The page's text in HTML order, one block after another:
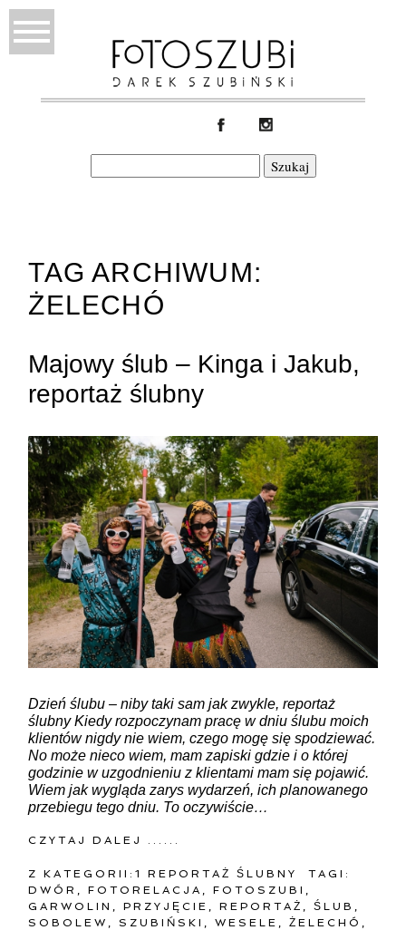
Szukaj:
TAG ARCHIWUM:
ŻELECHÓ
Majowy ślub – Kinga i Jakub,
reportaż ślubny
Dzień ślubu – niby taki sam jak zwykle, reportaż
ślubny Kiedy rozpoczynam pracę w dniu ślubu moich
klientów nigdy nie wiem, czego mogę się spodziewać.
No może nieco wiem, mam zapiski gdzie i o której
godzinie w uzgodnieniu z klientami mam się pojawić.
Wiem jak wygląda zarys wydarzeń, ich planowanego
przebiegu tego dniu. To oczywiście…
CZYTAJ DALEJ ......
Z KATEGORII:1 REPORTAŻ ŚLUBNY
TAGI:
DWÓR
,FOTORELACJA ,FOTOSZUBI
GARWOLIN
,PRZYJĘCIE ,REPORTAŻ ,ŚLUB
SOBOLEW
SZUBIŃSKI ,WESELE ,ŻELECHÓ